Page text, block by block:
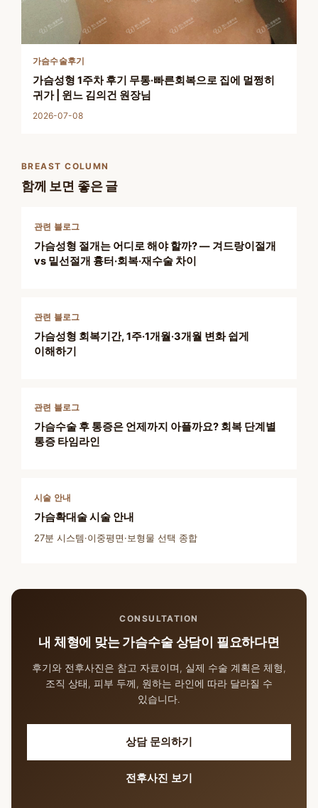
가슴수술후기
가슴성형 1주차 후기 무통·빠른회복으로 집에 멀쩡히
귀가 | 윈느 김의건 원장님
2026-07-08
BREAST COLUMN
함께 보면 좋은 글
관련 블로그
가슴성형 절개는 어디로 해야 할까? — 겨드랑이절개
vs 밑선절개 흉터·회복·재수술 차이
관련 블로그
가슴성형 회복기간, 1주·1개월·3개월 변화 쉽게
이해하기
관련 블로그
가슴수술 후 통증은 언제까지 아플까요? 회복 단계별
통증 타임라인
시술 안내
가슴확대술 시술 안내
27분 시스템·이중평면·보형물 선택 종합
CONSULTATION
내 체형에 맞는 가슴수술 상담이 필요하다면
후기와 전후사진은 참고 자료이며, 실제 수술 계획은 체형,
조직 상태, 피부 두께, 원하는 라인에 따라 달라질 수
있습니다.
상담 문의하기
전후사진 보기